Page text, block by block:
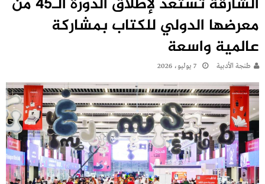
معرضها الدولي للكتاب بمشاركة
عالمية واسعة
طنجة الأدبية 7 يوليو، 2026